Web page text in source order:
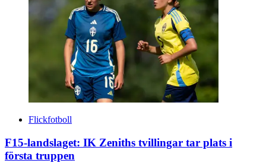
Flickfotboll
F15-landslaget: IK Zeniths tvillingar tar plats i
första truppen